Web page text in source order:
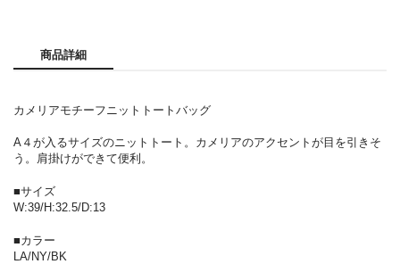
商品詳細
カメリアモチーフニットトートバッグ
A４が入るサイズのニットトート。カメリアのアクセントが目を引きそ
う。肩掛けができて便利。
■サイズ
W:39/H:32.5/D:13
■カラー
LA/NY/BK